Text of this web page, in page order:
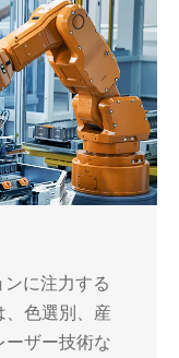
に注力する
色選別、産
ザー技術な